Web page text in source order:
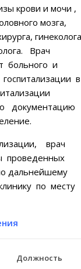
крови и мочи ,
мозга,
Врач
больного и
в
документацию
врач
проведенных
дальнейшему
по месту
Должность